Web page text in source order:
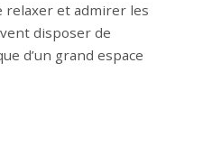
relaxer et admirer les
disposer de
d’un grand espace